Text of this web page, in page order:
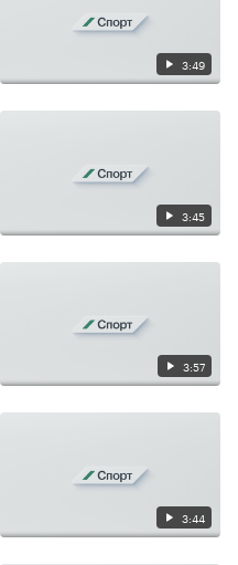
3:49
3:45
3:57
3:44